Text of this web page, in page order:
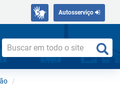
Autosserviço